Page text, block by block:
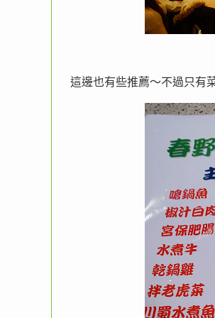
這邊也有些推薦～不過只有